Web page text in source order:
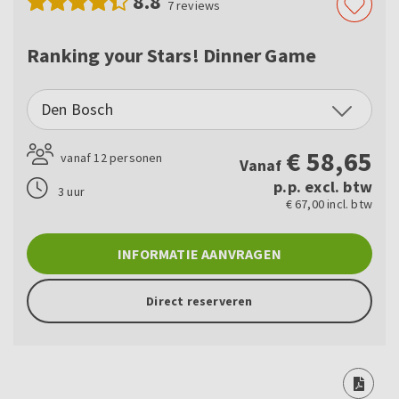
7reviews
Ranking your Stars! Dinner Game
Den Bosch
vanaf 12 personen
3 uur
Vanaf €58,65
p.p. excl. btw
€ 67,00 incl. btw
INFORMATIE AANVRAGEN
Direct reserveren